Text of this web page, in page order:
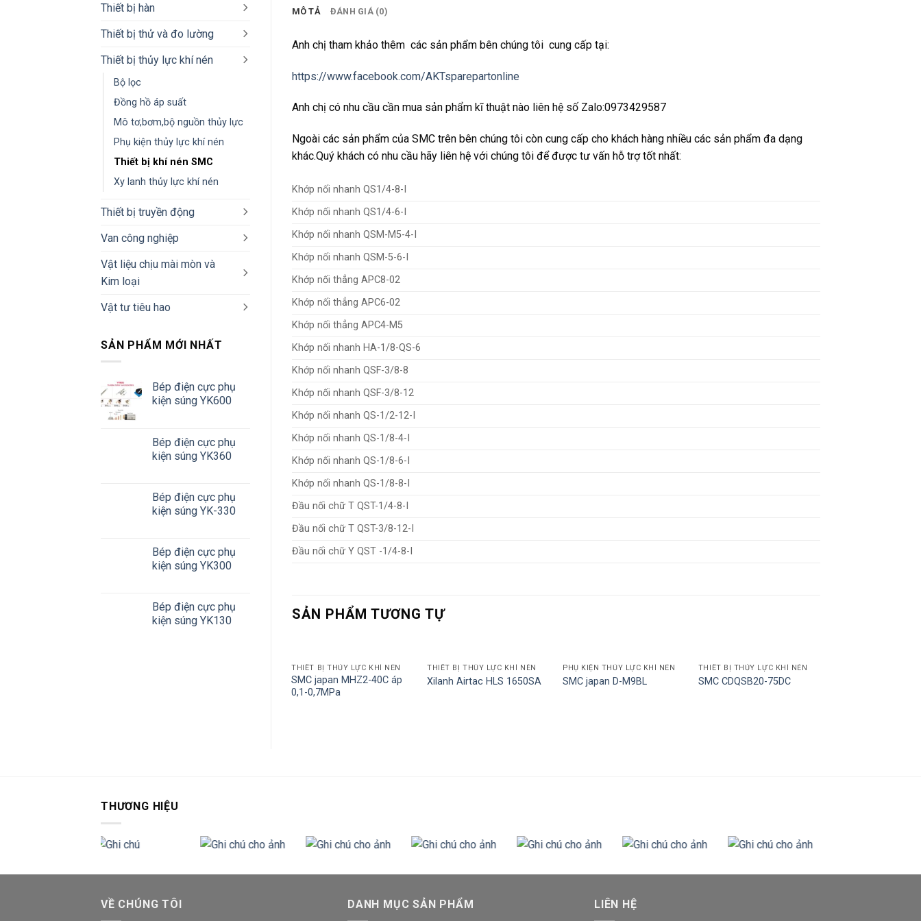
Thiết bị hàn
Thiết bị thử và đo lường
Thiết bị thủy lực khí nén
Bộ lọc
Đồng hồ áp suất
Mô tơ,bơm,bộ nguồn thủy lực
Phụ kiện thủy lực khí nén
Thiết bị khí nén SMC
Xy lanh thủy lực khí nén
Thiết bị truyền động
Van công nghiệp
Vật liệu chịu mài mòn và
Kim loại
Vật tư tiêu hao
SẢN PHẨM MỚI NHẤT
Bép điện cực phụ
kiện súng YK600
Bép điện cực phụ
kiện súng YK360
Bép điện cực phụ
kiện súng YK-330
Bép điện cực phụ
kiện súng YK300
Bép điện cực phụ
kiện súng YK130
MÔ TẢ ĐÁNH GIÁ (0)
Anh chị tham khảo thêm các sản phẩm bên chúng tôi cung cấp tại:
https://www.facebook.com/AKTsparepartonline
Anh chị có nhu cầu cần mua sản phẩm kĩ thuật nào liên hệ số Zalo:0973429587
Ngoài các sản phẩm của SMC trên bên chúng tôi còn cung cấp cho khách hàng nhiều các sản phẩm đa dạng
khác.Quý khách có nhu cầu hãy liên hệ với chúng tôi để được tư vấn hỗ trợ tốt nhất:
Khớp nối nhanh QS1/4-8-I
Khớp nối nhanh QS1/4-6-I
Khớp nối nhanh QSM-M5-4-I
Khớp nối nhanh QSM-5-6-I
Khớp nối thẳng APC8-02
Khớp nối thẳng APC6-02
Khớp nối thẳng APC4-M5
Khớp nối nhanh HA-1/8-QS-6
Khớp nối nhanh QSF-3/8-8
Khớp nối nhanh QSF-3/8-12
Khớp nối nhanh QS-1/2-12-I
Khớp nối nhanh QS-1/8-4-I
Khớp nối nhanh QS-1/8-6-I
Khớp nối nhanh QS-1/8-8-I
Đầu nối chữ T QST-1/4-8-I
Đầu nối chữ T QST-3/8-12-I
Đầu nối chữ Y QST -1/4-8-I
SẢN PHẨM TƯƠNG TỰ
THIẾT BỊ THỦY LỰC KHÍ NÉN
SMC japan MHZ2-40C áp
0,1-0,7MPa
THIẾT BỊ THỦY LỰC KHÍ NÉN
Xilanh Airtac HLS 1650SA
PHỤ KIỆN THỦY LỰC KHÍ NÉN
SMC japan D-M9BL
THIẾT BỊ THỦY LỰC KHÍ NÉN
SMC CDQSB20-75DC
THƯƠNG HIỆU
VỀ CHÚNG TÔI DANH MỤC SẢN PHẨM LIÊN HỆ